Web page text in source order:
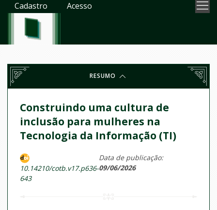
Cadastro Acesso
RESUMO
Construindo uma cultura de
inclusão para mulheres na
Tecnologia da Informação (TI)
10.14210/cotb.v17.p636-
643
Data de publicação:
09/06/2026